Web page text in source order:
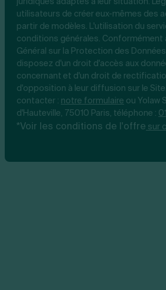
utilisateurs de créer eux-mêmes des
partir de modèles. L'utilisation du
conditions générales. Conformément
Général sur la Protection des Données
disposez d'un droit d'accès aux
concernant et d'un droit de
d'opposition à leur diffusion sur le
contacter : notre formulaire ou Yolaw
d'Hauteville, 75010 Paris, téléphone :
*Voir les conditions de l'offre sur